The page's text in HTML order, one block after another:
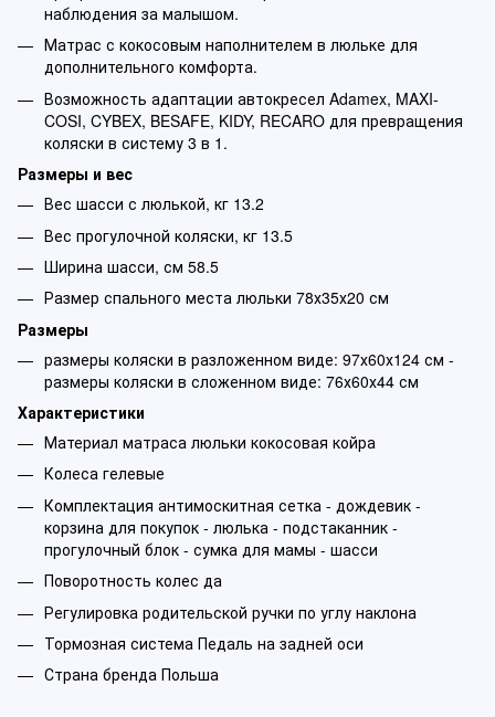
наблюдения за малышом.
Матрас с кокосовым наполнителем в люльке для
дополнительного комфорта.
Возможность адаптации автокресел Adamex, MAXI-
COSI, CYBEX, BESAFE, KIDY, RECARO для превращения
коляски в систему 3 в 1.
Размеры и вес
Вес шасси с люлькой, кг 13.2
Вес прогулочной коляски, кг 13.5
Ширина шасси, см 58.5
Размер спального места люльки 78х35х20 см
Размеры
размеры коляски в разложенном виде: 97х60х124 см -
размеры коляски в сложенном виде: 76х60х44 см
Характеристики
Материал матраса люльки кокосовая койра
Колеса гелевые
Комплектация антимоскитная сетка - дождевик -
корзина для покупок - люлька - подстаканник -
прогулочный блок - сумка для мамы - шасси
Поворотность колес да
Регулировка родительской ручки по углу наклона
Тормозная система Педаль на задней оси
Страна бренда Польша